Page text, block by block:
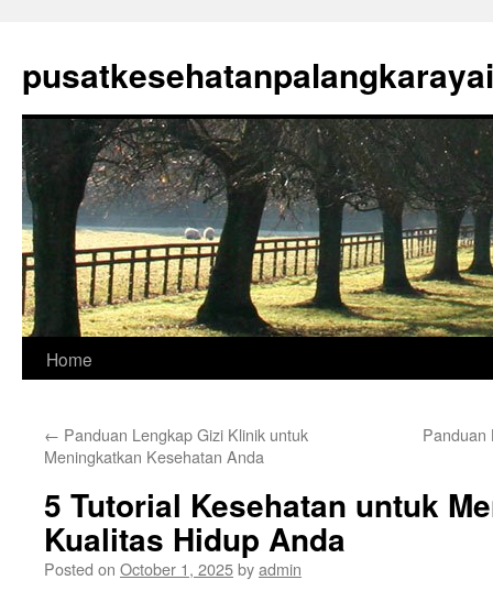
content
Home
← Panduan Lengkap Gizi Klinik untuk
Meningkatkan Kesehatan Anda
Panduan
5 Tutorial Kesehatan untuk
Kualitas Hidup Anda
Posted on October 1, 2025byadmin